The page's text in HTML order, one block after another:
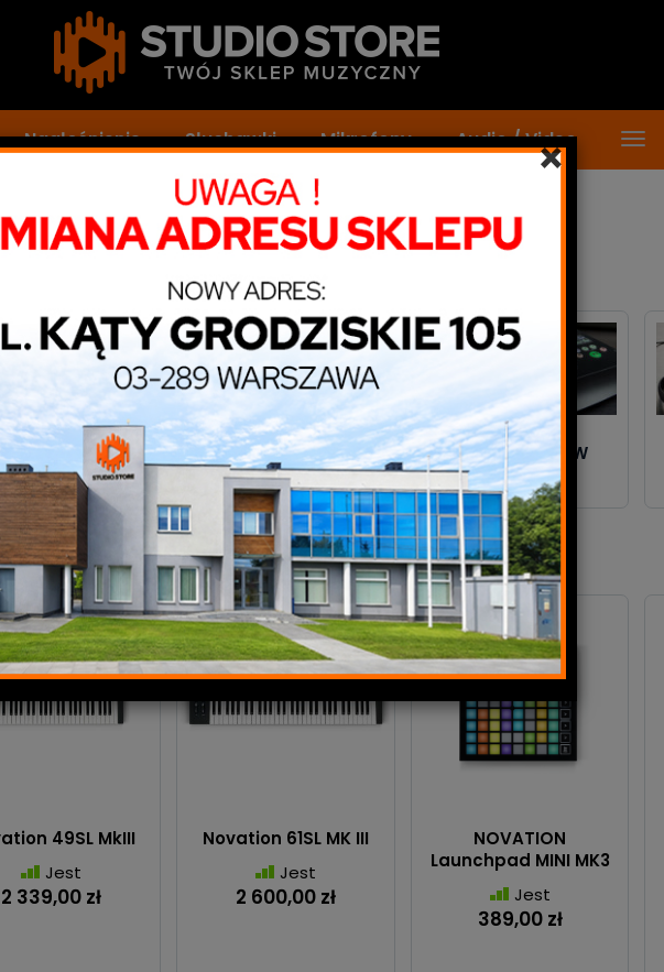
×
Nagłośnienie Słuchawki Mikrofony Audio / Video
sterujące Kontrolery MIDI / USB Kontrolery DAW
49SL MkIII
Jest
2 339,00 zł
Novation 61SL MK III
Jest
2 600,00 zł
NOVATION
Launchpad MINI MK3
Jest
389,00 zł